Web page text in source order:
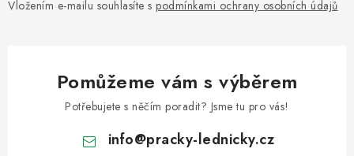
Vložením e-mailu souhlasíte s podmínkami ochrany osobních údajů
Pomůžeme vám s výběrem
Potřebujete s něčím poradit? Jsme tu pro vás!
info@pracky-lednicky.cz